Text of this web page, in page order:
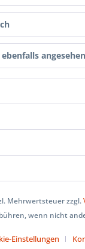
angesehen
Mehrwertsteuer zzgl.
wenn nicht
Einstellungen